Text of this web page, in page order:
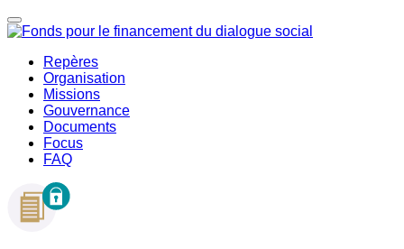
Repères
Organisation
Missions
Gouvernance
Documents
Focus
FAQ